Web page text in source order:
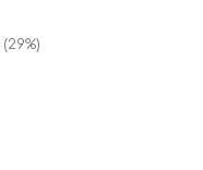
(29%)